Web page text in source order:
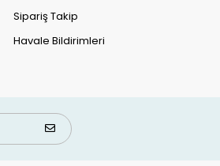
Sipariş Takip
Havale Bildirimleri